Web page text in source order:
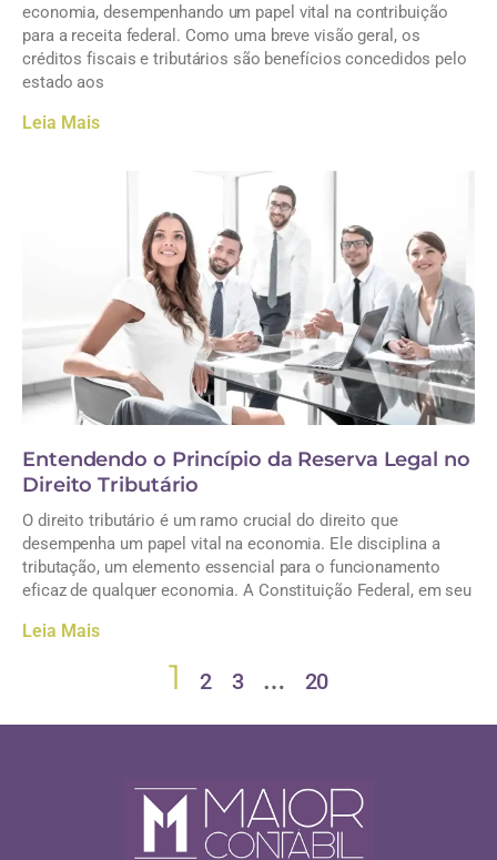
economia, desempenhando um papel vital na contribuição
para a receita federal. Como uma breve visão geral, os
créditos fiscais e tributários são benefícios concedidos pelo
estado aos
Leia Mais
Entendendo o Princípio da Reserva Legal no
Direito Tributário
O direito tributário é um ramo crucial do direito que
desempenha um papel vital na economia. Ele disciplina a
tributação, um elemento essencial para o funcionamento
eficaz de qualquer economia. A Constituição Federal, em seu
Leia Mais
1 2 3 … 20